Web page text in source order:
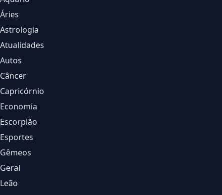
Áries
Astrologia
Atualidades
Autos
Câncer
Capricórnio
Economia
Escorpião
Esportes
Gêmeos
Geral
Leão